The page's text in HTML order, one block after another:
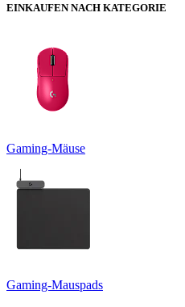
EINKAUFEN NACH KATEGORIE
Gaming-Mäuse
Gaming-Mauspads